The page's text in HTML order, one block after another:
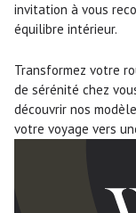
invitation à vous
équilibre intérieur.
Transformez votre
de sérénité chez
découvrir nos
votre voyage vers